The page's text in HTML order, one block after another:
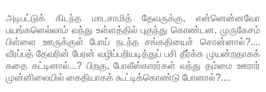
அடிபட்டுக் கிடந்த மாடசாமித் தேவருக்கு, என்னென்னவோ
பயங்களெல்லாம் வந்து உள்ளத்தில் புகுந்து கொண்டன. முருகேசம்
பிள்ளை ஊருக்குள் போய் நடந்த சங்கதியைச் சொன்னால்?....
வீரப்பத் தேவரின் பேரன் வழிப்பறியடித்துப் பசி தீர்க்க முயன்றதாகக்
கதை கட்டினால்...? பிறகு, போலீஸ்காரர்கள் வந்து தம்மை ஊரார்
முன்னிலையில் கைதியாகக் கூட்டிக்கொண்டு போனால்?....